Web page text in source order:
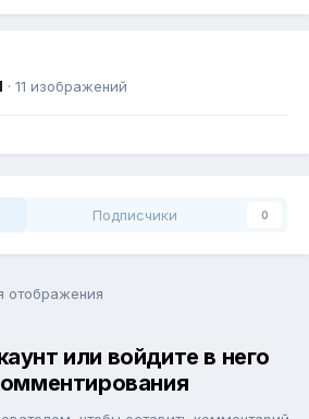
· 11 изображений
Подписчики 0
отображения
или войдите в него